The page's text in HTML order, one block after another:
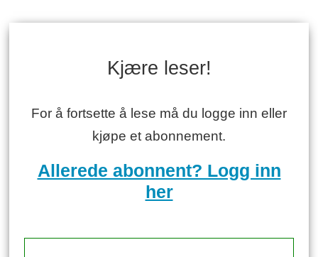
Kjære leser!
For å fortsette å lese må du logge inn eller
kjøpe et abonnement.
Allerede abonnent? Logg inn
her